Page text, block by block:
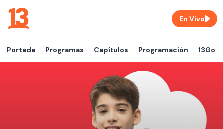
Portada Programas Capítulos Programación 13Go
En Vivo